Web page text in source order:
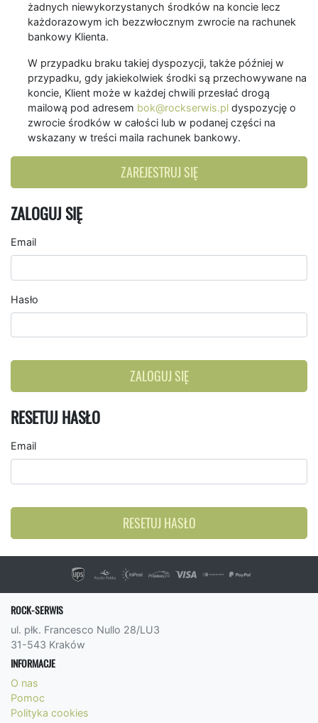
żadnych niewykorzystanych środków na koncie lecz
każdorazowym ich bezzwłocznym zwrocie na rachunek
bankowy Klienta.
W przypadku braku takiej dyspozycji, także później w
przypadku, gdy jakiekolwiek środki są przechowywane na
koncie, Klient może w każdej chwili przesłać drogą
mailową pod adresem bok@rockserwis.pl dyspozycję o
zwrocie środków w całości lub w podanej części na
wskazany w treści maila rachunek bankowy.
ZAREJESTRUJ SIĘ
ZALOGUJ SIĘ
Email
Hasło
ZALOGUJ SIĘ
RESETUJ HASŁO
Email
RESETUJ HASŁO
ROCK-SERWIS
ul. płk. Francesco Nullo 28/LU3
31-543 Kraków
INFORMACJE
O nas
Pomoc
Polityka cookies